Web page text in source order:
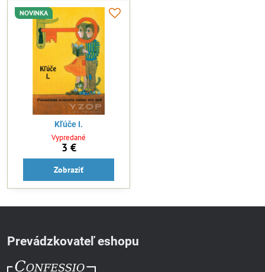
NOVINKA
Kľúče I.
Vypredané
3 €
Zobraziť
Prevádzkovateľ eshopu